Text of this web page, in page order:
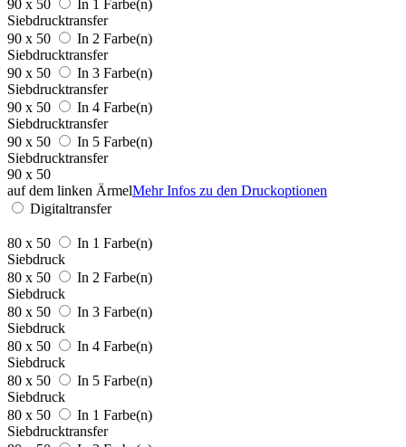
90 x 50
In 1 Farbe(n)
Siebdrucktransfer
90 x 50
In 2 Farbe(n)
Siebdrucktransfer
90 x 50
In 3 Farbe(n)
Siebdrucktransfer
90 x 50
In 4 Farbe(n)
Siebdrucktransfer
90 x 50
In 5 Farbe(n)
Siebdrucktransfer
90 x 50
auf dem linken ÄrmelMehr Infos zu den Druckoptionen
Digitaltransfer
80 x 50
In 1 Farbe(n)
Siebdruck
80 x 50
In 2 Farbe(n)
Siebdruck
80 x 50
In 3 Farbe(n)
Siebdruck
80 x 50
In 4 Farbe(n)
Siebdruck
80 x 50
In 5 Farbe(n)
Siebdruck
80 x 50
In 1 Farbe(n)
Siebdrucktransfer